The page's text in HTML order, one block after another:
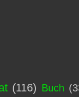
(116) Buch